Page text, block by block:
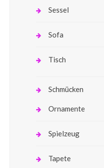
Sessel
Sofa
Tisch
Schmücken
Ornamente
Spielzeug
Tapete